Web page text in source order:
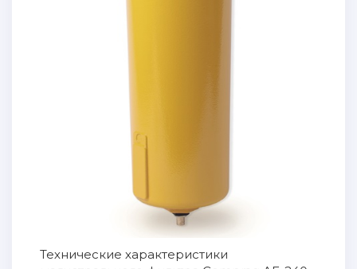
Технические характеристики